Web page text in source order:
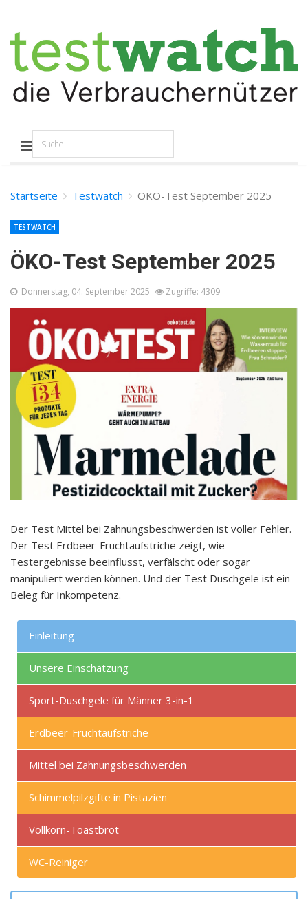
Startseite Testwatch ÖKO-Test September 2025
ÖKO-Test September 2025
TESTWATCH
Donnerstag, 04. September 2025 Zugriffe: 4309
Der Test Mittel bei Zahnungsbeschwerden ist voller Fehler.
Der Test Erdbeer-Fruchtaufstriche zeigt, wie
Testergebnisse beeinflusst, verfälscht oder sogar
manipuliert werden können. Und der Test Duschgele ist ein
Beleg für Inkompetenz.
Einleitung
Unsere Einschätzung
Sport-Duschgele für Männer 3-in-1
Erdbeer-Fruchtaufstriche
Mittel bei Zahnungsbeschwerden
Schimmelpilzgifte in Pistazien
Vollkorn-Toastbrot
WC-Reiniger